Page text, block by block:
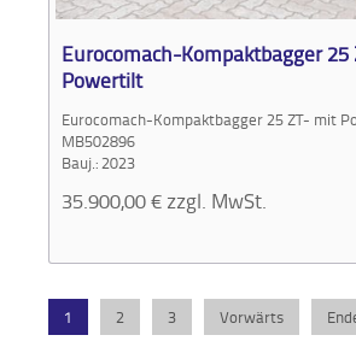
Eurocomach-Kompaktbagger
Powertilt
Eurocomach-Kompaktbagger 25 ZT- mit
MB502896
Bauj.: 2023
35.900,00€ zzgl. MwSt.
1 2 3 Vorwärts